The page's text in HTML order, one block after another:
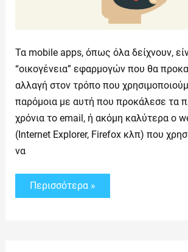
Τα mobile apps, όπως όλα δείχνουν,
“οικογένεια” εφαρμογών που θα
αλλαγή στον τρόπο που
παρόμοια με αυτή που προκάλεσε τα
χρόνια το email, ή ακόμη καλύτερα ο
(Internet Explorer, Firefox κλπ) που
να
Περισσότερα »